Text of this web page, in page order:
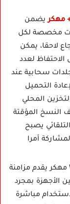
يضمن
مخصصة لكل
لاحقا، يمكن
لعدد
سحابية عند
التحميل
المحلي
النسخ المؤقتة
يصبح
أمرا
تطبيق WiFi Direct Plus مهكر يقدم مزامنة
الأجهزة بمجرد
مباشرة